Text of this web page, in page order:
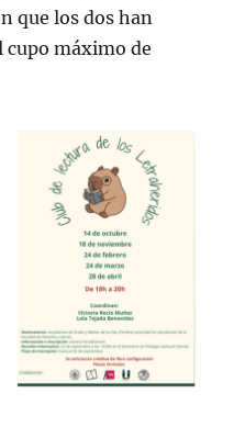
que los dos han
cupo máximo de